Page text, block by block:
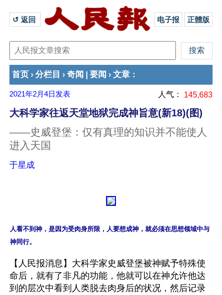
↺ 返回 电子报 正體版
首页 › 分栏目 › 奇闻 要闻 › 文章 ：
2021年2月4日 发表 人气： 145,683
大科学家往返天堂地狱完成神旨意(新18)(图)
——史威登堡：仅有真理的知识并不能使人
进入天国
于星成
人看不到神，是因为受肉身所限，人要想成神，就必须在思想领域中与
【人民报消息】大科学家史威登堡被神赋予特殊使
命后，就有了非凡的功能，他就可以在神允许他达
到的层次中看到人类脱去肉身后的状况，然后记录